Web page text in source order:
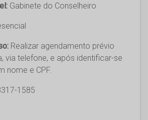
Gabinete do Conselheiro
Realizar agendamento prévio
via telefone, e após identificar-se
nome e CPF.
1585